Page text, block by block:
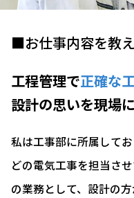
■お仕事内容を教え
工程管理で正確な
設計の思いを現場
私は工事部に所属して
どの電気工事を担当さ
の業務として、設計の